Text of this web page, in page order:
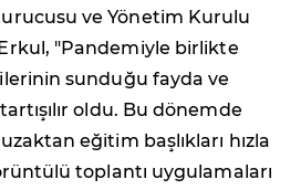
ve Yönetim Kurulu
"Pandemiyle birlikte
sunduğu fayda ve
oldu. Bu dönemde
eğitim başlıkları hızla
toplantı uygulamaları